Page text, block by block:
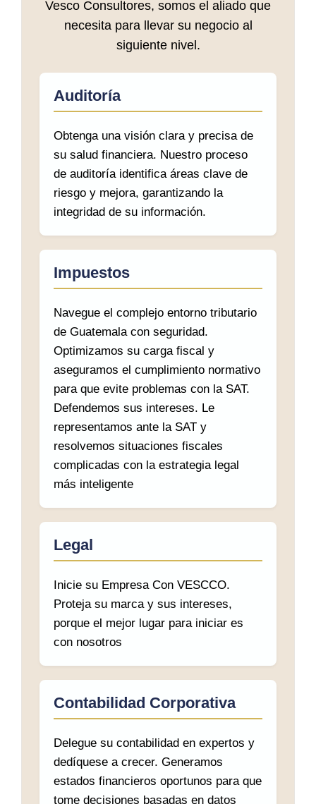
Vesco Consultores, somos el aliado que
necesita para llevar su negocio al
siguiente nivel.
Auditoría
Obtenga una visión clara y precisa de
su salud financiera. Nuestro proceso
de auditoría identifica áreas clave de
riesgo y mejora, garantizando la
integridad de su información.
Impuestos
Navegue el complejo entorno tributario
de Guatemala con seguridad.
Optimizamos su carga fiscal y
aseguramos el cumplimiento normativo
para que evite problemas con la SAT.
Defendemos sus intereses. Le
representamos ante la SAT y
resolvemos situaciones fiscales
complicadas con la estrategia legal
más inteligente
Legal
Inicie su Empresa Con VESCCO.
Proteja su marca y sus intereses,
porque el mejor lugar para iniciar es
con nosotros
Contabilidad Corporativa
Delegue su contabilidad en expertos y
dedíquese a crecer. Generamos
estados financieros oportunos para que
tome decisiones basadas en datos